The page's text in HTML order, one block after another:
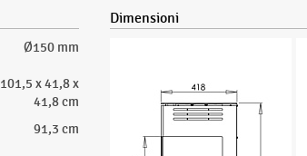
Ø150 mm
101,5 x 41,8 x
41,8 cm
91,3 cm
Dimensioni